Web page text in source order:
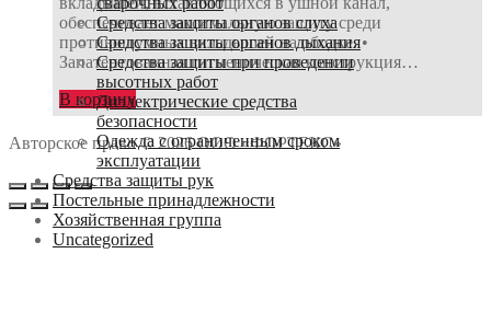
обеспечивает максимальную защиту среди
противошумных вкладышей на ободке. •
Запатентованная гигиеническая конструкция…
В корзину
Авторское право © 2026 ООО «ФОРТЕКС»
Средства защиты органов слуха
Средства защиты органов дыхания
Средства защиты при проведении
высотных работ
Диэлектрические средства
безопасности
Одежда с ограниченным сроком
эксплуатации
Средства защиты рук
Постельные принадлежности
Хозяйственная группа
Uncategorized